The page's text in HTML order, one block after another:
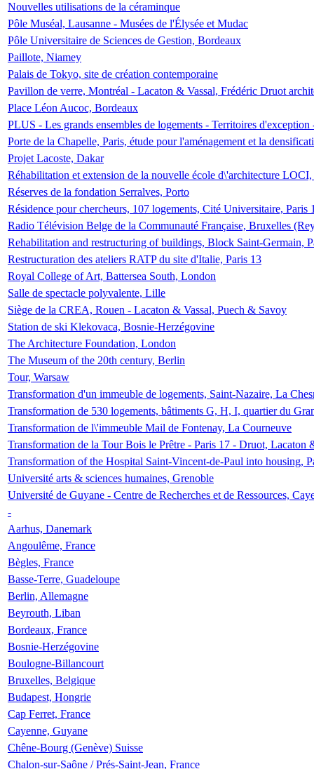
Nouvelles utilisations de la céraminque
Pôle Muséal, Lausanne - Musées de l'Élysée et Mudac
Pôle Universitaire de Sciences de Gestion, Bordeaux
Paillote, Niamey
Palais de Tokyo, site de création contemporaine
Pavillon de verre, Montréal - Lacaton & Vassal, Frédéric Druot
Place Léon Aucoc, Bordeaux
PLUS - Les grands ensembles de logements - Territoires
Porte de la Chapelle, Paris, étude pour l'aménagement et la
Projet Lacoste, Dakar
Réhabilitation et extension de la nouvelle école d\'architecture
Réserves de la fondation Serralves, Porto
Résidence pour chercheurs, 107 logements, Cité Universitaire, Paris
Radio Télévision Belge de la Communauté Française, Bruxelles
Rehabilitation and restructuring of buildings, Block Saint-Germain,
Restructuration des ateliers RATP du site d'Italie, Paris 13
Royal College of Art, Battersea South, London
Salle de spectacle polyvalente, Lille
Siège de la CREA, Rouen - Lacaton & Vassal, Puech & Savoy
Station de ski Klekovaca, Bosnie-Herzégovine
The Architecture Foundation, London
The Museum of the 20th century, Berlin
Tour, Warsaw
Transformation d'un immeuble de logements, Saint-Nazaire, La
Transformation de 530 logements, bâtiments G, H, I, quartier du
Transformation de l\'immeuble Mail de Fontenay, La Courneuve
Transformation de la Tour Bois le Prêtre - Paris 17 - Druot, Lacaton
Transformation of the Hospital Saint-Vincent-de-Paul into housing,
Université arts & sciences humaines, Grenoble
Université de Guyane - Centre de Recherches et de Ressources,
-
Aarhus, Danemark
Angoulême, France
Bègles, France
Basse-Terre, Guadeloupe
Berlin, Allemagne
Beyrouth, Liban
Bordeaux, France
Bosnie-Herzégovine
Boulogne-Billancourt
Bruxelles, Belgique
Budapest, Hongrie
Cap Ferret, France
Cayenne, Guyane
Chêne-Bourg (Genève) Suisse
Chalon-sur-Saône / Prés-Saint-Jean, France